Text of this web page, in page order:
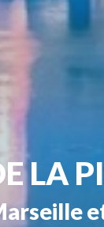
LA